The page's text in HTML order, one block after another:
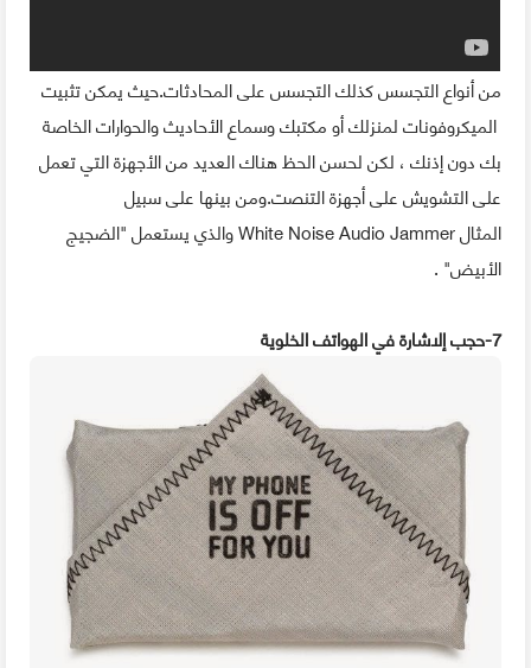
من أنواع التجسس كذلك التجسس على المحادثات.حيث يمكن تثبيت
الميكروفونات لمنزلك أو مكتبك وسماع الأحاديث والحوارات الخاصة
بك دون إذنك ، لكن لحسن الحظ هناك العديد من الأجهزة التي تعمل
على التشويش على أجهزة التنصت.ومن بينها على سبيل
المثال White Noise Audio Jammer والذي يستعمل "الضجيج
الأبيض" .
7-حجب إلاشارة في الهواتف الخلوية